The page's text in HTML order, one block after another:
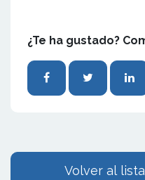
¿Te ha gustado?
Volver al